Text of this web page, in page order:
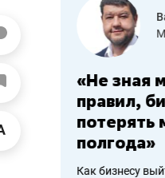
работа «Не зная
правил,
потерять
полгода»
Как бизнесу